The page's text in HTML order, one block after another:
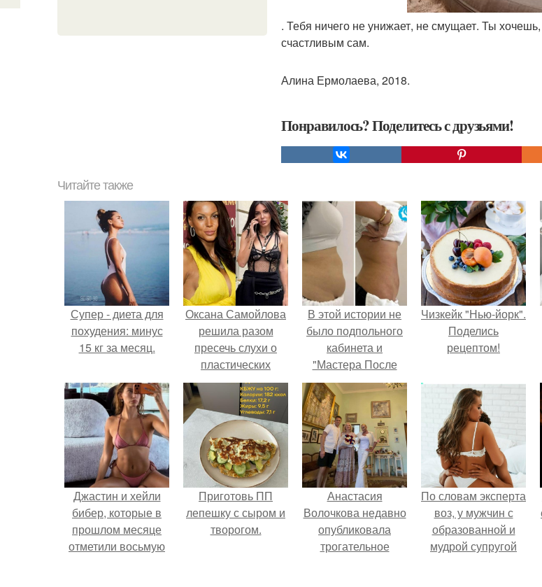
. Тебя ничего не унижает, не смущает. Ты
счастливым сам.
Алина Ермолаева, 2018.
Понравилось? Поделитесь с друзьями!
Читайте также
Супер - диета для
похудения: минус
15 кг за месяц.
Оксана Самойлова
решила разом
пресечь слухи о
пластических
операциях и
публично
прояснила
ситуацию.
В этой истории не
было подпольного
кабинета и
"Мастера После
Двухнедельных
Курсов".
Чизкейк "Нью-йорк".
Поделись
рецептом!
Джастин и хейли
бибер, которые в
прошлом месяце
отметили восьмую
Приготовь ПП
лепешку с сыром и
творогом.
Анастасия
Волочкова недавно
опубликовала
трогательное
По словам эксперта
воз, у мужчин с
образованной и
мудрой супругой